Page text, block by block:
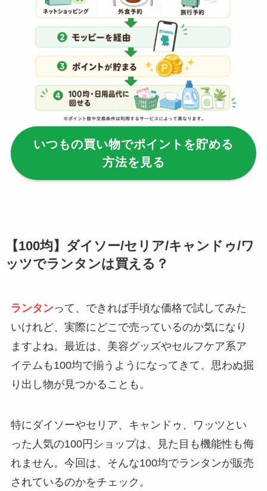
る？使い方や選び方
を解説！
【100均】ダイソー/
セリア等でフロアラ
バーほうきは買え
る？選び方＆使い方
を徹底ガイド！
【100均】ダイソー/
セリア等でハンディ
ファンカバーは買え
【100均】ダイソー/
セリア等で帽子クリ
ップは買える？使い
介！
【100均】ダイソー/
セリア等でスパイス
ミルは買える？手
動・電動・ワンハン
すく解説！
【100均】ダイソー/
セリア等でチャイル
いつもの買い物でポイントを貯める
方法を見る
【100均】ダイソー/セリア/キャンドゥ/ワ
ッツでランタンは買える？
ランタンって、できれば手頃な価格で試してみた
いけれど、実際にどこで売っているのか気になり
ますよね。最近は、美容グッズやセルフケア系ア
イテムも100均で揃うようになってきて、思わぬ掘
り出し物が見つかることも。
特にダイソーやセリア、キャンドゥ、ワッツとい
った人気の100円ショップは、見た目も機能性も侮
れません。今回は、そんな100均でランタンが販売
されているのかをチェック。